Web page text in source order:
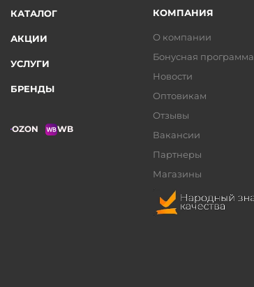
КАТАЛОГ
АКЦИИ
УСЛУГИ
БРЕНДЫ
OZON WB
КОМПАНИЯ
О компании
Бонусная программа
Новости
Оптовикам
Отзывы
Вакансии
Партнеры
Магазины